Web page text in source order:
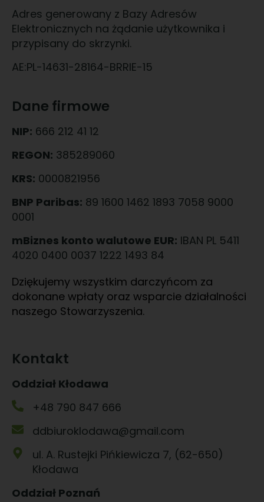
Adres generowany z Bazy Adresów
Elektronicznych na żądanie użytkownika i
przypisany do skrzynki.
AE:PL-14631-28164-BRRIE-15
Dane firmowe
NIP: 666 212 41 12
REGON: 385289060
KRS: 0000821956
BNP Paribas: 89 1600 1462 1893 7058 9000
0001
mBiznes konto walutowe EUR: IBAN PL 5411
4020 0400 0037 1222 1493 84
Dziękujemy wszystkim darczyńcom za
dokonane wpłaty oraz wsparcie działalności
naszego Stowarzyszenia.
Kontakt
Oddział Kłodawa
+48 790 847 666
ddbiuroklodawa@gmail.com
ul. A. Rustejki Pińkiewicza 7, (62-650)
Kłodawa
Oddział Poznań